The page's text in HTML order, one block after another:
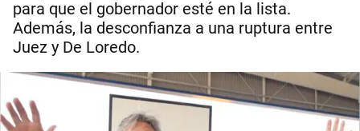
para que el gobernador esté en la lista.
Además, la desconfianza a una ruptura entre
Juez y De Loredo.